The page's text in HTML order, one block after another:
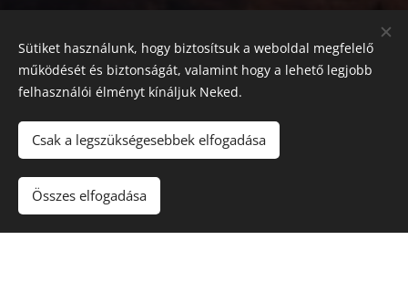
Országos azonosító:
0100/60270/2025/2300092318647
Adószám: 19419028-1-43
Webnode
Sütiket használunk, hogy biztosítsuk a weboldal megfelelő
működését és biztonságát, valamint hogy a lehető legjobb
felhasználói élményt kínáljuk Neked.
Csak a legszükségesebbek elfogadása
Összes elfogadása